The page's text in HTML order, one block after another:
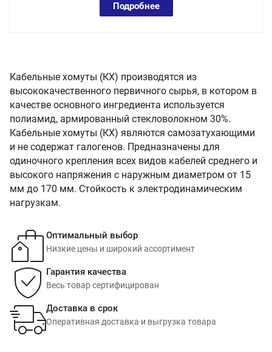
Подробнее
Кабельные хомуты (КХ) производятся из
высококачественного первичного сырья, в котором в
качестве основного ингредиента используется
полиамид, армированный стекловолокном 30%.
Кабельные хомуты (КХ) являются самозатухающими
и не содержат галогенов. Предназначены для
одиночного крепления всех видов кабелей среднего и
высокого напряжения с наружным диаметром от 15
мм до 170 мм. Стойкость к электродинамическим
нагрузкам.
Оптимальный выбор
Низкие цены и широкий ассортимент
Гарантия качества
Весь товар сертифицирован
Доставка в срок
Оперативная доставка и выгрузка товара